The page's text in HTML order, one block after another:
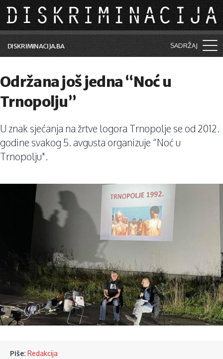
Skip to main content
DISKRIMINACIJA.BA SADRŽAJ
Vijesti i događaji
Aktuelne teme
Kolumne
Lične priče
Pretraga
Održana još jedna “Noć u
Trnopolju”
U znak sjećanja na žrtve logora Trnopolje se od 2012.
godine svakog 5. avgusta organizuje “Noć u
Trnopolju".
Piše: Redakcija